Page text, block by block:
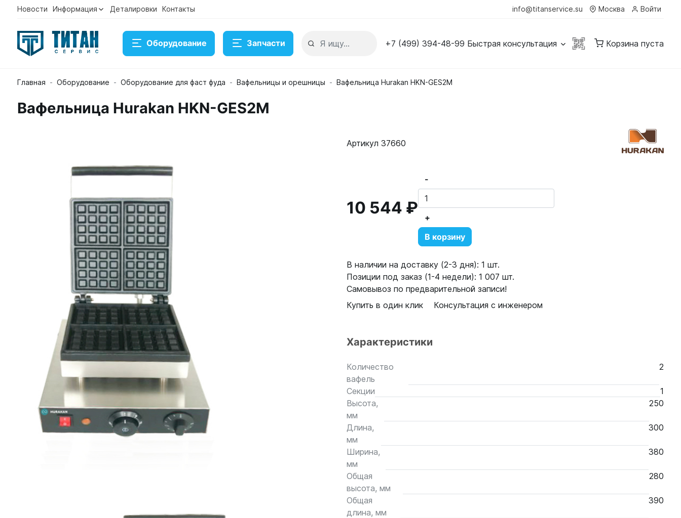
Новости Информация Деталировки Контакты info@titanservice.su Москва Войти
Оборудование Запчасти +7 (499) 394-48-99 Быстрая консультация Корзина пуста
Главная Оборудование Оборудование для фаст фуда Вафельницы и орешницы Вафельница Hurakan HKN-GES2M
Консультация
Вафельница Hurakan HKN-GES2M
Артикул 37660
10 544 ₽
-
+
В корзину
В наличии на доставку (2-3 дня): 1 шт.
Позиции под заказ (1-4 недели): 1 007 шт.
Самовывоз по предварительной записи!
Купить в один клик
Консультация с инженером
Характеристики
Количество
вафель
2
Секции
1
Высота,
мм
250
Длина,
мм
300
Ширина,
мм
380
Общая
высота, мм
280
Общая
длина, мм
390